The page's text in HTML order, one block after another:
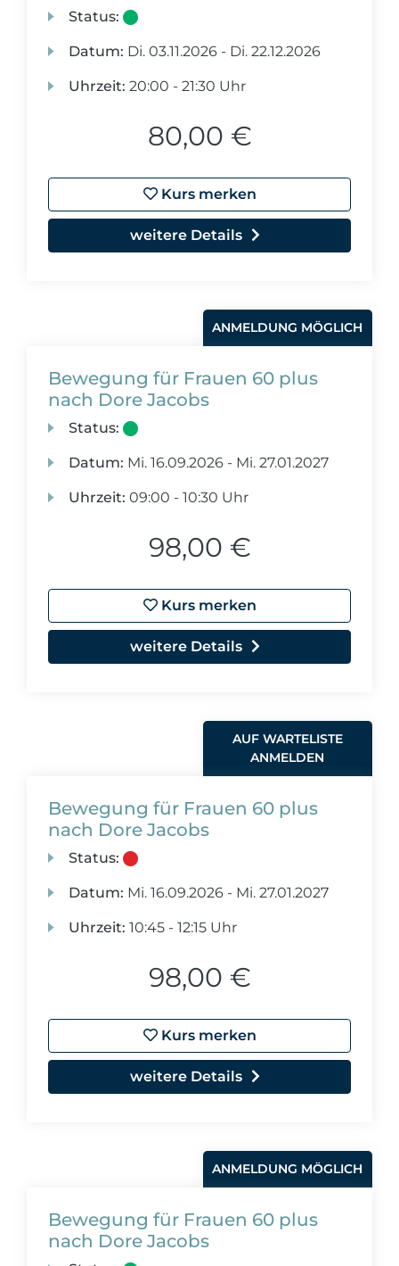
Status:
Datum: Di. 03.11.2026 - Di. 22.12.2026
Uhrzeit: 20:00 - 21:30 Uhr
80,00 €
Kurs merken
weitere Details
ANMELDUNG MÖGLICH
Bewegung für Frauen 60 plus
nach Dore Jacobs
Status:
Datum: Mi. 16.09.2026 - Mi. 27.01.2027
Uhrzeit: 09:00 - 10:30 Uhr
98,00 €
Kurs merken
weitere Details
AUF WARTELISTE
ANMELDEN
Bewegung für Frauen 60 plus
nach Dore Jacobs
Status:
Datum: Mi. 16.09.2026 - Mi. 27.01.2027
Uhrzeit: 10:45 - 12:15 Uhr
98,00 €
Kurs merken
weitere Details
ANMELDUNG MÖGLICH
Bewegung für Frauen 60 plus
nach Dore Jacobs